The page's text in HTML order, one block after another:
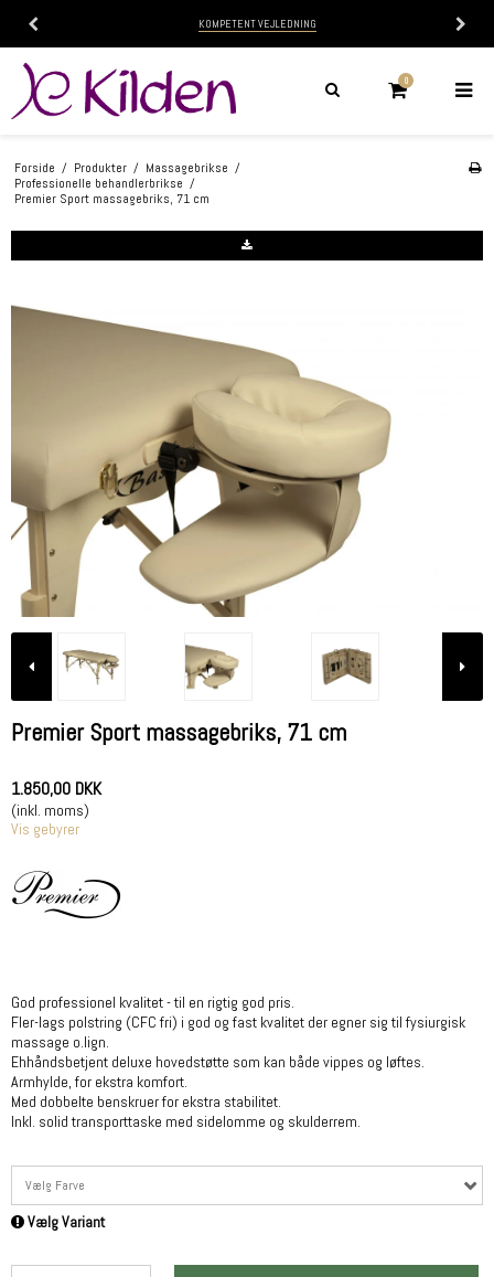
KOMPETENT VEJLEDNING
0
Forside / Produkter / Massagebrikse /
Professionelle behandlerbrikse /
Premier Sport massagebriks, 71 cm
Premier Sport massagebriks, 71 cm
1.850,00 DKK
(inkl. moms)
Vis gebyrer
God professionel kvalitet - til en rigtig god pris.
Fler-lags polstring (CFC fri) i god og fast kvalitet der egner sig til fysiurgisk
massage o.lign.
Ehhåndsbetjent deluxe hovedstøtte som kan både vippes og løftes.
Armhylde, for ekstra komfort.
Med dobbelte benskruer for ekstra stabilitet.
Inkl. solid transporttaske med sidelomme og skulderrem.
Vælg Farve
Vælg Variant